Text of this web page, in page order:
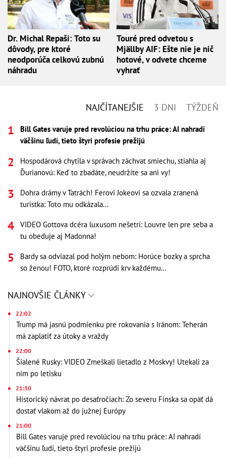
Dr. Michal Repaši: Toto su
dôvody, pre ktoré
neodporúča celkovú zubnú
náhradu
Touré pred odvetou s
Mjällby AIF: Ešte nie je nič
hotové, v odvete chceme
vyhrať
NAJČÍTANEJŠIE 3 DNI TÝŽDEŇ
Bill Gates varuje pred revolúciou na trhu práce: AI nahradí
väčšinu ľudí, tieto štyri profesie prežijú
Hospodárová chytila v správach záchvat smiechu, stiahla aj
Ďurianovú: Keď to zbadáte, neudržíte sa ani vy!
Dohra drámy v Tatrách! Ferovi Jokeovi sa ozvala zranená
turistka: Toto mu odkázala...
VIDEO Gottova dcéra luxusom nešetrí: Louvre len pre seba a
tu obeduje aj Madonna!
Bardy sa odviazal pod holým nebom: Horúce bozky a sprcha
so ženou! FOTO, ktoré rozprúdi krv každému...
NAJNOVŠIE ČLÁNKY
22:02
Trump má jasnú podmienku pre rokovania s Iránom: Teherán
má zaplatiť za útoky a vraždy
22:00
Šialené Rusky: VIDEO Zmeškali lietadlo z Moskvy! Utekali za
ním po letisku
21:30
Historický návrat po desaťročiach: Zo severu Fínska sa opäť dá
dostať vlakom až do južnej Európy
21:00
Bill Gates varuje pred revolúciou na trhu práce: AI nahradí
väčšinu ľudí, tieto štyri profesie prežijú